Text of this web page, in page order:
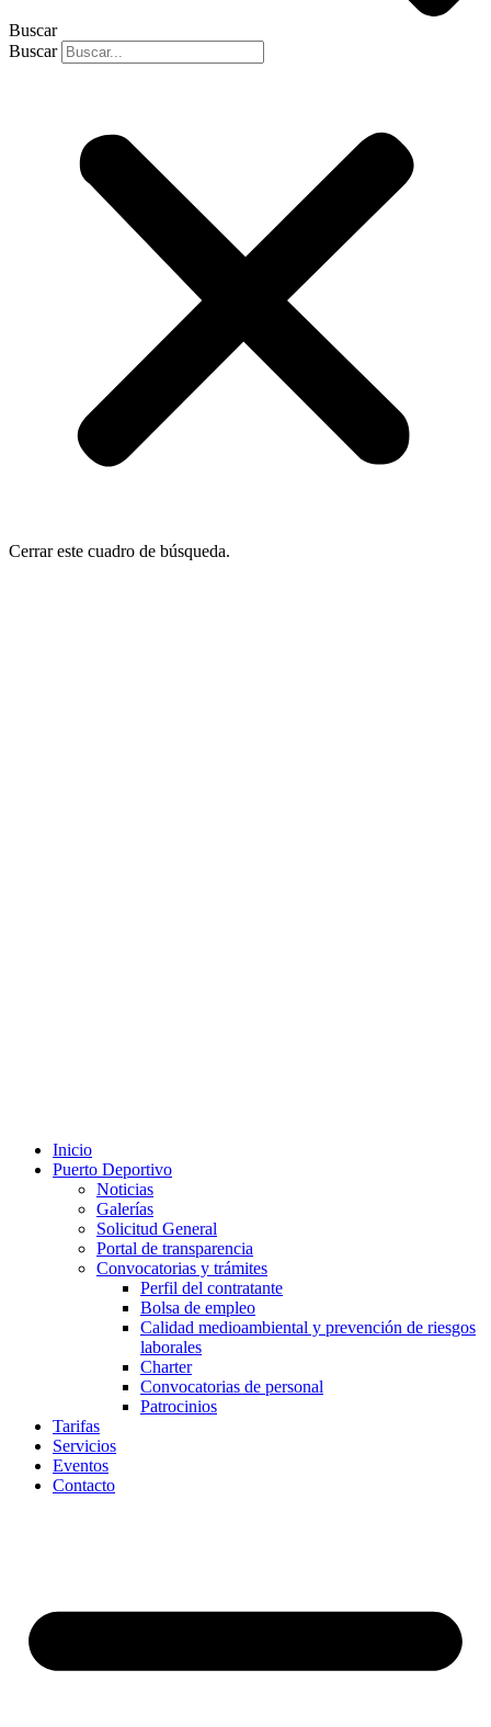
Buscar
Buscar
Cerrar este cuadro de búsqueda.
Inicio
Puerto Deportivo
Noticias
Galerías
Solicitud General
Portal de transparencia
Convocatorias y trámites
Perfil del contratante
Bolsa de empleo
Calidad medioambiental y prevención de riesgos
laborales
Charter
Convocatorias de personal
Patrocinios
Tarifas
Servicios
Eventos
Contacto